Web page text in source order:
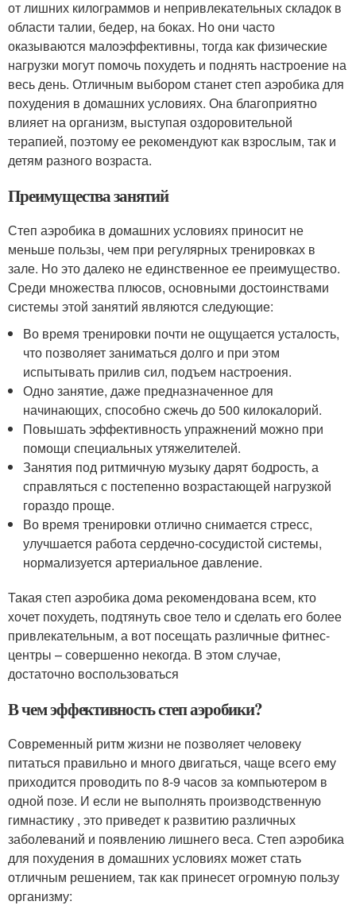
от лишних килограммов и непривлекательных складок в
области талии, бедер, на боках. Но они часто
оказываются малоэффективны, тогда как физические
нагрузки могут помочь похудеть и поднять настроение на
весь день. Отличным выбором станет степ аэробика для
похудения в домашних условиях. Она благоприятно
влияет на организм, выступая оздоровительной
терапией, поэтому ее рекомендуют как взрослым, так и
детям разного возраста.
Преимущества занятий
Степ аэробика в домашних условиях приносит не
меньше пользы, чем при регулярных тренировках в
зале. Но это далеко не единственное ее преимущество.
Среди множества плюсов, основными достоинствами
системы этой занятий являются следующие:
Во время тренировки почти не ощущается усталость,
что позволяет заниматься долго и при этом
испытывать прилив сил, подъем настроения.
Одно занятие, даже предназначенное для
начинающих, способно сжечь до 500 килокалорий.
Повышать эффективность упражнений можно при
помощи специальных утяжелителей.
Занятия под ритмичную музыку дарят бодрость, а
справляться с постепенно возрастающей нагрузкой
гораздо проще.
Во время тренировки отлично снимается стресс,
улучшается работа сердечно-сосудистой системы,
нормализуется артериальное давление.
Такая степ аэробика дома рекомендована всем, кто
хочет похудеть, подтянуть свое тело и сделать его более
привлекательным, а вот посещать различные фитнес-
центры – совершенно некогда. В этом случае,
достаточно воспользоваться
В чем эффективность степ аэробики?
Современный ритм жизни не позволяет человеку
питаться правильно и много двигаться, чаще всего ему
приходится проводить по 8-9 часов за компьютером в
одной позе. И если не выполнять производственную
гимнастику , это приведет к развитию различных
заболеваний и появлению лишнего веса. Степ аэробика
для похудения в домашних условиях может стать
отличным решением, так как принесет огромную пользу
организму: